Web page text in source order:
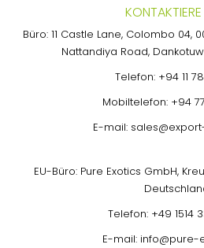
Büro: 11 Castle Lane, Colombo 04,
Nattandiya Road,
Telefon: +94 11
Mobiltelefon: +94
E-mail:
EU-Büro: Pure Exotics GmbH,
Telefon: +49 1514
E-mail: info@pure-